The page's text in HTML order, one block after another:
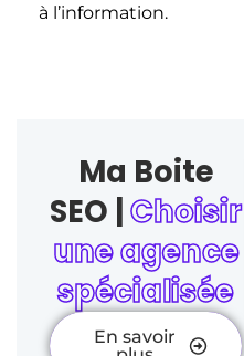
à l’information.
Ma Boite
SEO |Choisir
une agence
spécialisée
En savoir